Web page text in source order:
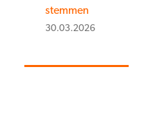
stemmen
30.03.2026